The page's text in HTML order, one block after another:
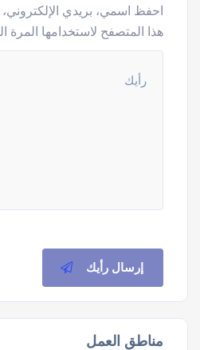
احفظ اسمي، بريدي الإلكتروني،
هذا المتصفح لاستخدامها المرة
إرسال رأيك
مناطق العمل